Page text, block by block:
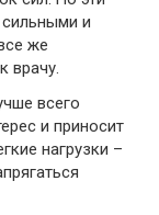
и
же
врачу.
всего
и приносит
нагрузки –